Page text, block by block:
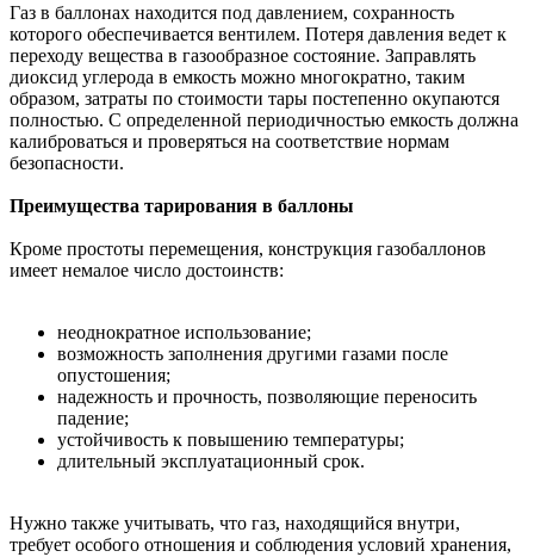
Газ в баллонах находится под давлением, сохранность
которого обеспечивается вентилем. Потеря давления ведет к
переходу вещества в газообразное состояние. Заправлять
диоксид углерода в емкость можно многократно, таким
образом, затраты по стоимости тары постепенно окупаются
полностью. С определенной периодичностью емкость должна
калиброваться и проверяться на соответствие нормам
безопасности.
Преимущества тарирования в баллоны
Кроме простоты перемещения, конструкция газобаллонов
имеет немалое число достоинств:
неоднократное использование;
возможность заполнения другими газами после
опустошения;
надежность и прочность, позволяющие переносить
падение;
устойчивость к повышению температуры;
длительный эксплуатационный срок.
Нужно также учитывать, что газ, находящийся внутри,
требует особого отношения и соблюдения условий хранения,